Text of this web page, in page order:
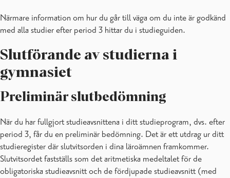
Närmare information om hur du går till väga om du inte är godkänd
med alla studier efter period 3 hittar du i studieguiden.
Slutförande av studierna i
gymnasiet
Preliminär slutbedömning
När du har fullgjort studieavsnittena i ditt studieprogram, dvs. efter
period 3, får du en preliminär bedömning. Det är ett utdrag ur ditt
studieregister där slutvitsorden i dina läroämnen framkommer.
Slutvitsordet fastställs som det aritmetiska medeltalet för de
obligatoriska studieavsnitt och de fördjupade studieavsnitt (med